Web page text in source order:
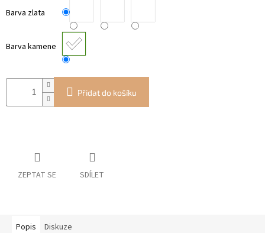
Barva zlata
Barva kamene
Přidat do košíku
ZEPTAT SE SDÍLET
Popis Diskuze